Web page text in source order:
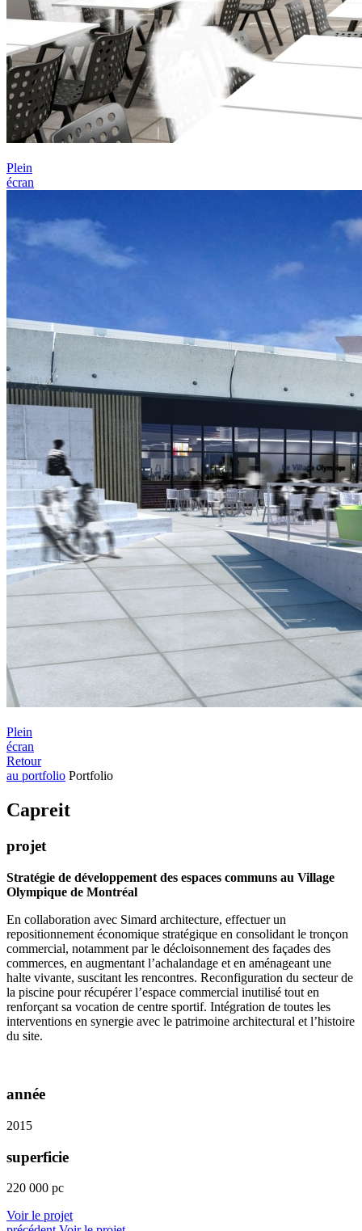
Plein
écran
Plein
écran
Retour
au portfolio Portfolio
Capreit
projet
Stratégie de développement des espaces communs au Village
Olympique de Montréal
En collaboration avec Simard architecture, effectuer un
repositionnement économique stratégique en consolidant le tronçon
commercial, notamment par le décloisonnement des façades des
commerces, en augmentant l’achalandage et en aménageant une
halte vivante, suscitant les rencontres. Reconfiguration du secteur de
la piscine pour récupérer l’espace commercial inutilisé tout en
renforçant sa vocation de centre sportif. Intégration de toutes les
interventions en synergie avec le patrimoine architectural et l’histoire
du site.
année
2015
superficie
220 000 pc
Voir le projet